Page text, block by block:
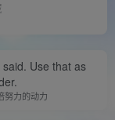
Use that as
努力的动力